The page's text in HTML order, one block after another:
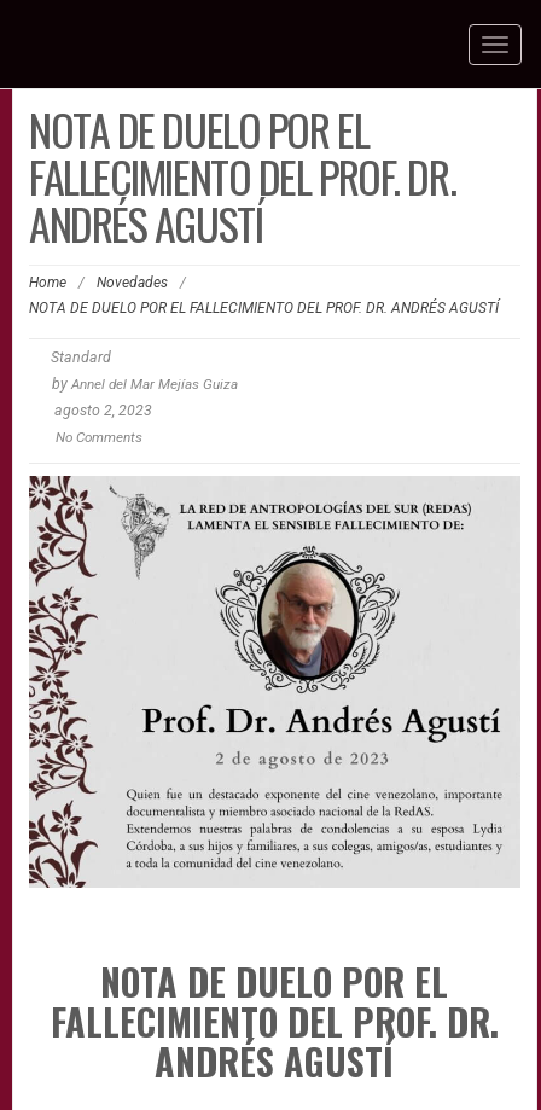
Toggle
NOTA DE DUELO POR EL
FALLECIMIENTO DEL PROF. DR.
ANDRÉS AGUSTÍ
Home / Novedades
/
NOTA DE DUELO POR EL FALLECIMIENTO DEL PROF. DR. ANDRÉS AGUSTÍ
Standard
by Annel del Mar Mejías Guiza
agosto 2, 2023
No Comments
NOTA DE DUELO POR EL
FALLECIMIENTO DEL PROF. DR.
ANDRÉS AGUSTÍ